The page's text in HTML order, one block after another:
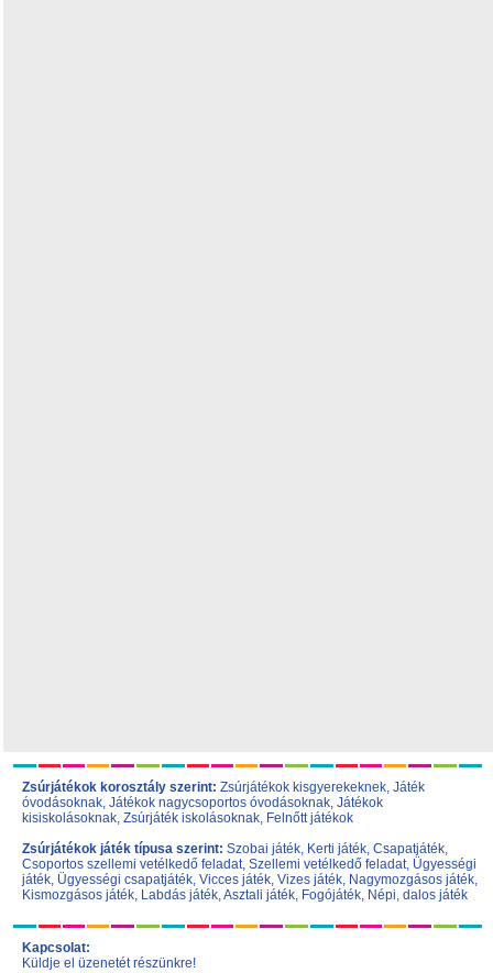
Zsúrjátékok korosztály szerint: Zsúrjátékok kisgyerekeknek, Játék
óvodásoknak, Játékok nagycsoportos óvodásoknak, Játékok
kisiskolásoknak, Zsúrjáték iskolásoknak, Felnőtt játékok
Zsúrjátékok játék típusa szerint: Szobai játék, Kerti játék, Csapatjáték,
Csoportos szellemi vetélkedő feladat, Szellemi vetélkedő feladat, Ügyességi
játék, Ügyességi csapatjáték, Vicces játék, Vizes játék, Nagymozgásos játék,
Kismozgásos játék, Labdás játék,Asztali játék, Fogójáték, Népi, dalos játék
Kapcsolat:
Küldje el üzenetét részünkre!